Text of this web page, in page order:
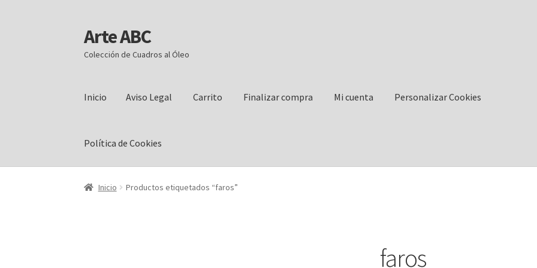
Ir
a
la
Ir
al
contenido
Arte ABC
Colección de Cuadros al Óleo
Inicio Aviso Legal Carrito Finalizar compra Mi cuenta Personalizar Cookies
Política de Cookies
Inicio Aviso Legal Carrito Finalizar compra
Inicio Productos etiquetados “faros”
faros